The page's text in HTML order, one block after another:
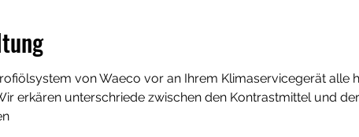
von Waeco vor an Ihrem Klimaservicegerät alle
erkären unterschriede zwischen den Kontrastmittel und